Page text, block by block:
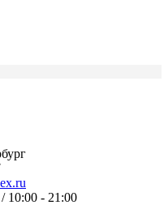
10:00 - 21:00